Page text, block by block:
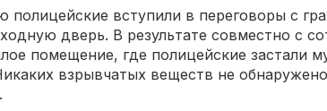
полицейские вступили в переговоры с
дверь. В результате совместно с
помещение, где полицейские застали
взрывчатых веществ не